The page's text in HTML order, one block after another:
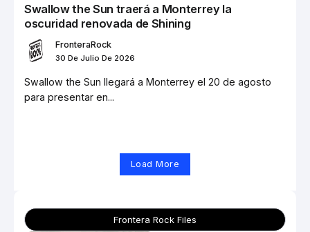
Swallow the Sun traerá a Monterrey la
oscuridad renovada de Shining
FronteraRock
30 De Julio De 2026
Swallow the Sun llegará a Monterrey el 20 de agosto
para presentar en...
Load More
Frontera Rock Files